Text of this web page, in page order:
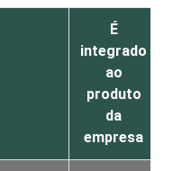
É
integrado
ao
produto
da
empresa